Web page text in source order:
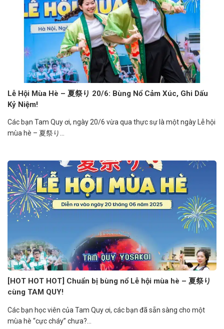
Lễ Hội Mùa Hè – 夏祭り 20/6: Bùng Nổ Cảm Xúc, Ghi Dấu
Kỷ Niệm!
Các bạn Tam Quy ơi, ngày 20/6 vừa qua thực sự là một ngày Lễ hội
mùa hè – 夏祭り...
[HOT HOT HOT] Chuẩn bị bùng nổ Lễ hội mùa hè – 夏祭り
cùng TAM QUY!
Các bạn học viên của Tam Quy ơi, các bạn đã sẵn sàng cho một
mùa hè “cực cháy” chưa?...